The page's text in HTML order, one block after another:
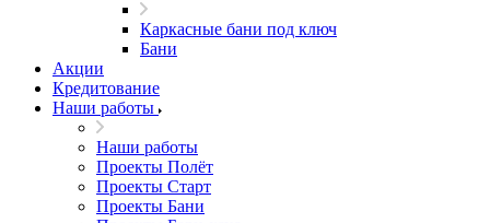
Каркасные бани под ключ
Бани
Акции
Кредитование
Наши работы
Наши работы
Проекты Полёт
Проекты Старт
Проекты Бани